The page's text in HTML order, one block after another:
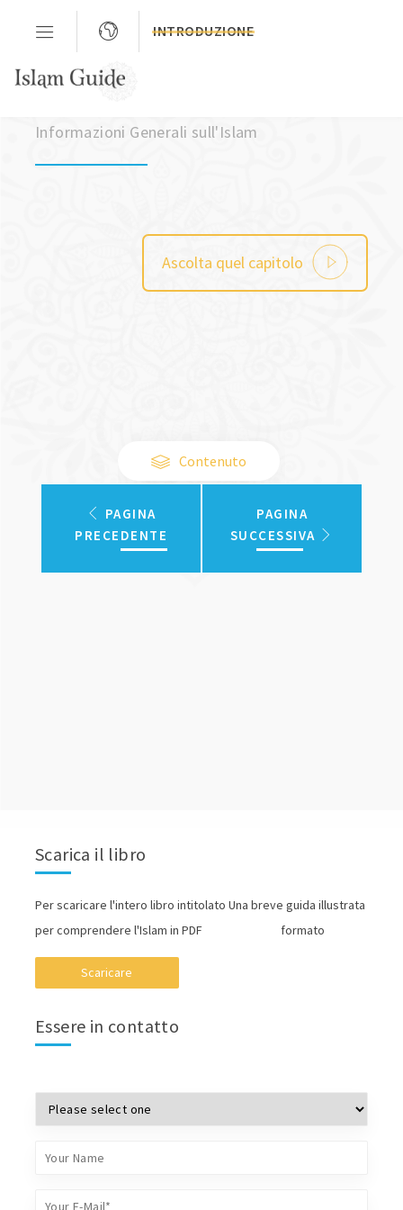
INTRODUZIONE
Informazioni Generali sull'Islam
Ascolta quel capitolo
Contenuto
PAGINA
PRECEDENTE
PAGINA
SUCCESSIVA
Scarica il libro
Per scaricare l'intero libro intitolato Una breve guida illustrata
per comprendere l'Islam in PDF formato
Scaricare
Essere in contatto